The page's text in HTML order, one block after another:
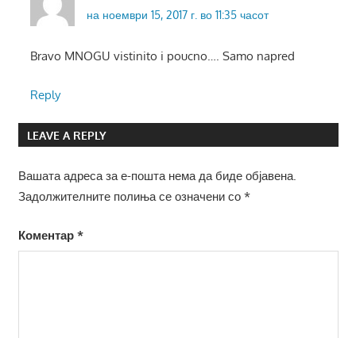
на ноември 15, 2017 г. во 11:35 часот
Bravo MNOGU vistinito i poucno…. Samo napred
Reply
LEAVE A REPLY
Вашата адреса за е-пошта нема да биде објавена.
Задолжителните полиња се означени со *
Коментар *